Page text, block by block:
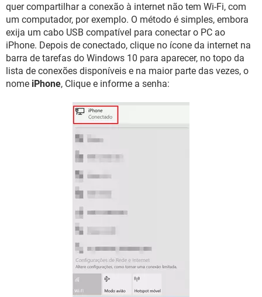
quer compartilhar a conexão à internet não tem Wi-Fi, com
um computador, por exemplo. O método é simples, embora
exija um cabo USB compatível para conectar o PC ao
iPhone. Depois de conectado, clique no ícone da internet na
barra de tarefas do Windows 10 para aparecer, no topo da
lista de conexões disponíveis e na maior parte das vezes, o
nome iPhone, Clique e informe a senha: